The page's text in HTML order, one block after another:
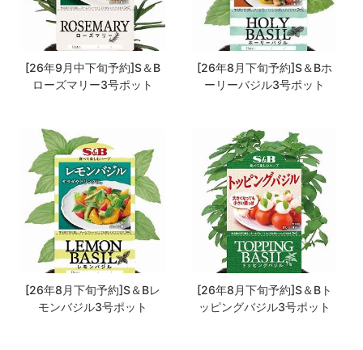
[26年9月中下旬予約]S＆B
ローズマリー3号ポット
[26年8月下旬予約]S＆Bホ
ーリーバジル3号ポット
[26年8月下旬予約]S＆Bレ
モンバジル3号ポット
[26年8月下旬予約]S＆Bト
ッピングバジル3号ポット